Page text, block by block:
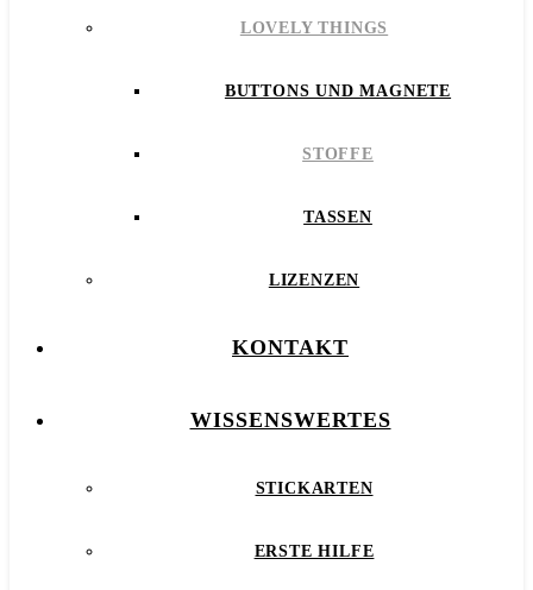
LOVELY THINGS
BUTTONS UND MAGNETE
STOFFE
TASSEN
LIZENZEN
KONTAKT
WISSENSWERTES
STICKARTEN
ERSTE HILFE